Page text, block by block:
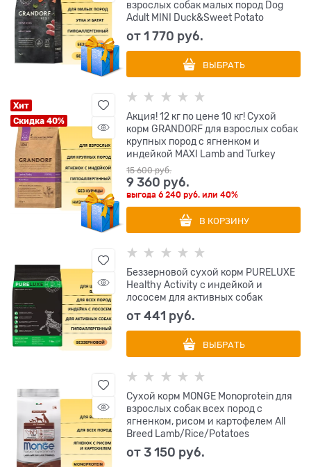
взрослых собак малых пород Dog
Adult MINI Duck&Sweet Potato
от1 770 руб.
ВЫБРАТЬ
Хит
Скидка 40%
Акция! 12 кг по цене 10 кг! Сухой
корм GRANDORF для взрослых собак
крупных пород с ягненком и
индейкой MAXI Lamb and Turkey
15 600 руб.
9 360 руб.
выгода6 240 руб. или40%
В КОРЗИНУ
Беззерновой сухой корм PURELUXE
Healthy Activity с индейкой и
лососем для активных собак
от441 руб.
ВЫБРАТЬ
Сухой корм MONGE Monoprotein для
взрослых собак всех пород с
ягненком, рисом и картофелем All
Breed Lamb/Rice/Potatoes
от3 150 руб.